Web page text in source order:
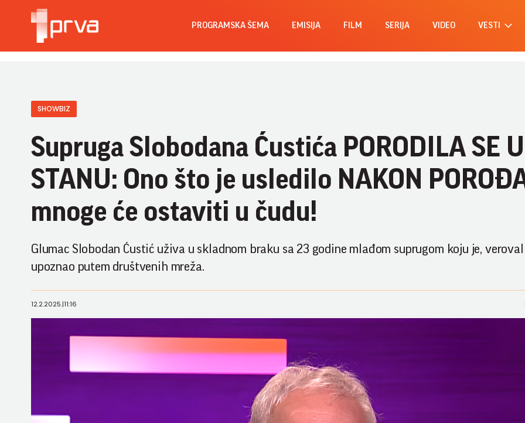
PROGRAMSKA ŠEMA EMISIJA FILM SERIJA VIDEO VESTI
SHOWBIZ
Supruga Slobodana Ćustića PORODILA SE U
STANU: Ono što je usledilo NAKON
mnoge će ostaviti u čudu!
Glumac Slobodan Ćustić uživa u skladnom braku sa 23 godine mlađom suprugom koju je,
upoznao putem društvenih mreža.
12.2.2025.|11:16